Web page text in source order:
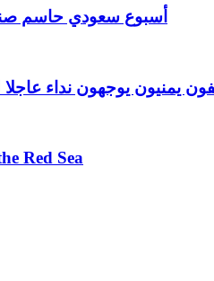
أسبوع سعودي حاسم صنعاء تمنح فرصة
يمنيون يوجهون نداء
Red Sea